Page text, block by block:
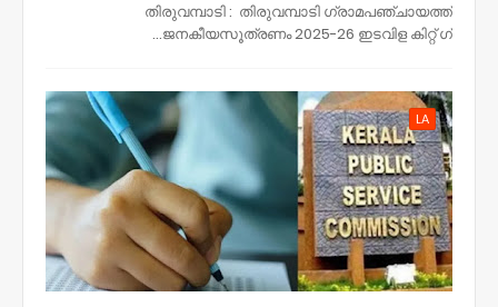
തിരുവമ്പാടി : തിരുവമ്പാടി ഗ്രാമപഞ്ചായത്ത്
ജനകീയസൂത്രണം 2025-26 ഇടവിള കിറ്റ് ഗ്…
LA